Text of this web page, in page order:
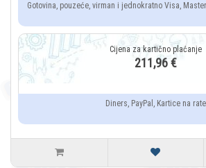
Gotovina, pouzeće, virman i jednokratno Visa,
211,96 €
Diners, PayPal, Kartice na rate